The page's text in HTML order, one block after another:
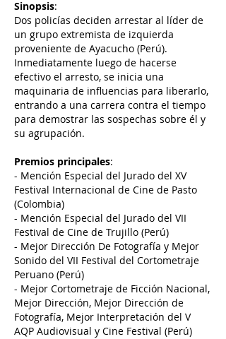
Sinopsis:
Dos policías deciden arrestar al líder de
un grupo extremista de izquierda
proveniente de Ayacucho (Perú).
Inmediatamente luego de hacerse
efectivo el arresto, se inicia una
maquinaria de influencias para liberarlo,
entrando a una carrera contra el tiempo
para demostrar las sospechas sobre él y
su agrupación.
Premios principales:
- Mención Especial del Jurado del XV
Festival Internacional de Cine de Pasto
(Colombia)
- Mención Especial del Jurado del VII
Festival de Cine de Trujillo (Perú)
- Mejor Dirección De Fotografía y Mejor
Sonido del VII Festival del Cortometraje
Peruano (Perú)
- Mejor Cortometraje de Ficción Nacional,
Mejor Dirección, Mejor Dirección de
Fotografía, Mejor Interpretación del V
AQP Audiovisual y Cine Festival (Perú)